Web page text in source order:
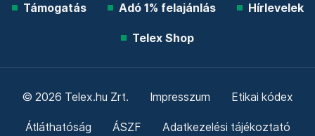
Támogatás Adó 1% felajánlás Hírlevelek
Telex Shop
© 2026 Telex.hu Zrt. Impresszum Etikai kódex
Átláthatóság ÁSZF Adatkezelési tájékoztató